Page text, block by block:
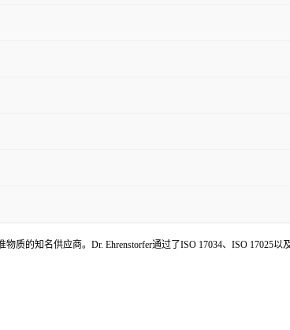
质的知名供应商。Dr. Ehrenstorfer通过了ISO 17034、ISO 17025